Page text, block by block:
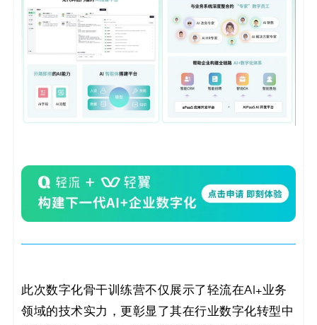
此次数字化骨干训练营不仅展示了轻流在AI+业务
领域的技术实力，更彰显了其在行业数字化转型中